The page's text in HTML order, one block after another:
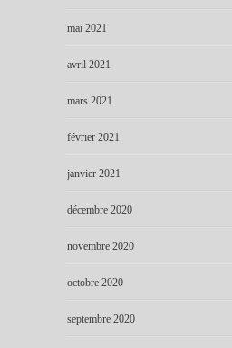
mai 2021
avril 2021
mars 2021
février 2021
janvier 2021
décembre 2020
novembre 2020
octobre 2020
septembre 2020